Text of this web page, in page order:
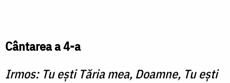
Cântarea a 4-a
Irmos: Tu eşti Tăria mea, Doamne, Tu eşti